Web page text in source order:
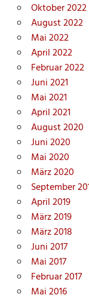
Oktober 2022
August 2022
Mai 2022
April 2022
Februar 2022
Juni 2021
Mai 2021
April 2021
August 2020
Juni 2020
Mai 2020
März 2020
September
April 2019
März 2019
März 2018
Juni 2017
Mai 2017
Februar 2017
Mai 2016